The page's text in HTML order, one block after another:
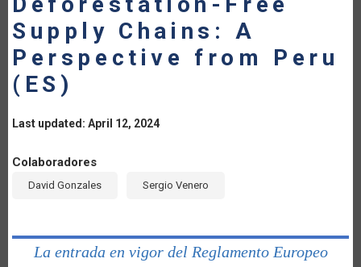
Supply Chains: A
Perspective from Peru
(ES)
Last updated: April 12, 2024
Colaboradores
David Gonzales Sergio Venero
La entrada en vigor del Reglamento Europeo